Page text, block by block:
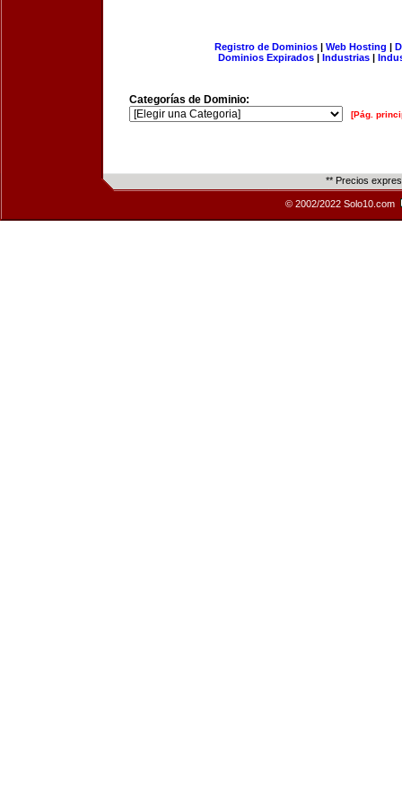
Registro de Dominios| Web Hosting |
Dominios Expirados | Industrias |
Categorías de Dominio:
[Pág.
** Precios
© 2002/2022 Solo10.com